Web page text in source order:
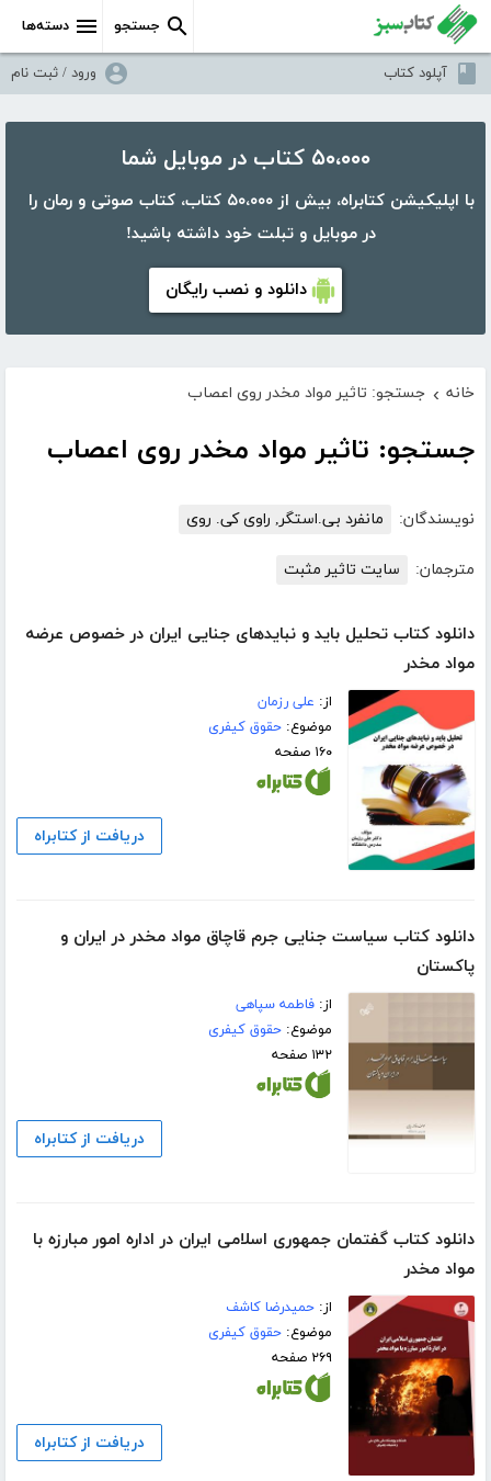
دسته‌ها جستجو
آپلود کتاب ورود / ثبت نام
۵۰،۰۰۰ کتاب در موبایل شما
با اپلیکیشن کتابراه، بیش از ۵۰،۰۰۰ کتاب، کتاب صوتی و رمان را
در موبایل و تبلت خود داشته باشید!
دانلود و نصب رایگان
خانه › جستجو: تاثیر مواد مخدر روی اعصاب
جستجو: تاثیر مواد مخدر روی اعصاب
نویسندگان: مانفرد بی.استگر, راوی کی. روی
مترجمان: سایت تاثیر مثبت
دانلود کتاب تحلیل باید و نبایدهای جنایی ایران در خصوص عرضه
مواد مخدر
از: علی رزمان
موضوع:حقوق کیفری
۱۶۰ صفحه
دریافت از کتابراه
دانلود کتاب سیاست جنایی جرم قاچاق مواد مخدر در ایران و
پاکستان
از:فاطمه سپاهی
موضوع:حقوق کیفری
۱۳۲ صفحه
دریافت از کتابراه
دانلود کتاب گفتمان جمهوری اسلامی ایران در اداره امور مبارزه با
مواد مخدر
از:حمیدرضا کاشف
موضوع:حقوق کیفری
۲۶۹ صفحه
دریافت از کتابراه